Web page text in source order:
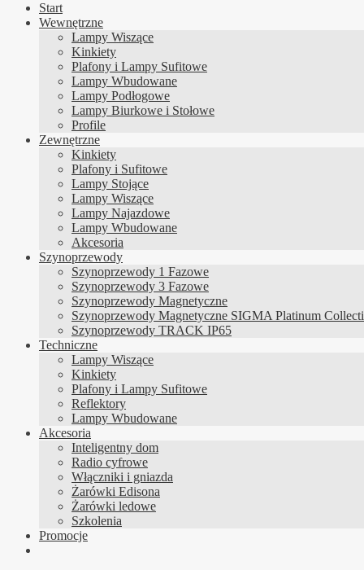
Start
Wewnętrzne
Lampy Wiszące
Kinkiety
Plafony i Lampy Sufitowe
Lampy Wbudowane
Lampy Podłogowe
Lampy Biurkowe i Stołowe
Profile
Zewnętrzne
Kinkiety
Plafony i Sufitowe
Lampy Stojące
Lampy Wiszące
Lampy Najazdowe
Lampy Wbudowane
Akcesoria
Szynoprzewody
Szynoprzewody 1 Fazowe
Szynoprzewody 3 Fazowe
Szynoprzewody Magnetyczne
Szynoprzewody Magnetyczne SIGMA Platinum
Szynoprzewody TRACK IP65
Techniczne
Lampy Wiszące
Kinkiety
Plafony i Lampy Sufitowe
Reflektory
Lampy Wbudowane
Akcesoria
Inteligentny dom
Radio cyfrowe
Włączniki i gniazda
Żarówki Edisona
Żarówki ledowe
Szkolenia
Promocje